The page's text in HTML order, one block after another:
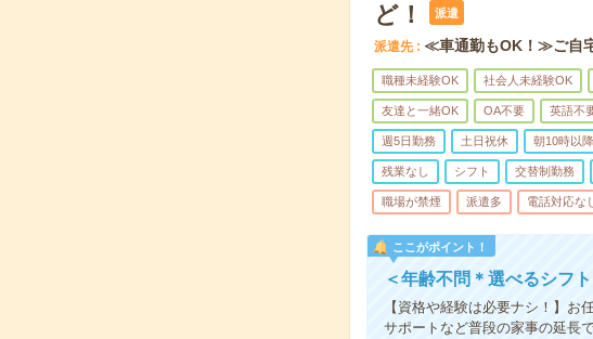
ど！
派遣
派遣先 ≪車通勤もOK！≫ご自宅
職種未経験OK 社会人未経験OK
友達と一緒OK OA不要 英語不
週5日勤務 土日祝休 朝10時以
残業なし シフト 交替制勤務
職場が禁煙 派遣多 電話対応な
ここがポイント！
＜年齢不問＊選べるシフ
【資格や経験は必要ナシ！】
サポートなど普段の家事の延長